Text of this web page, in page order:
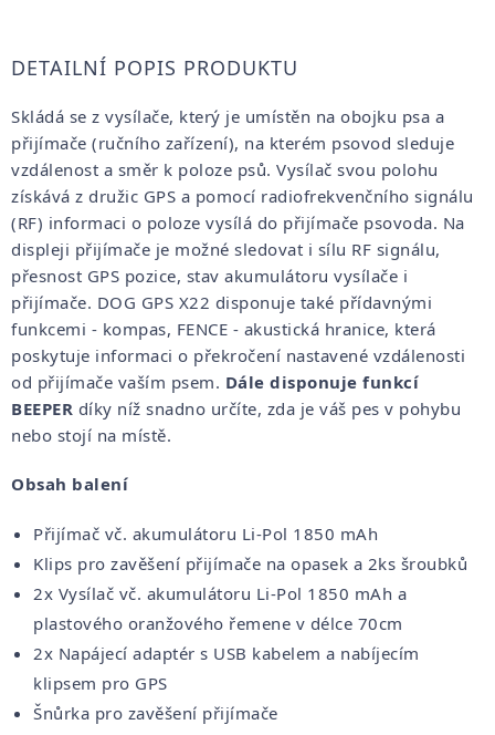
DETAILNÍ POPIS PRODUKTU
Skládá se z vysílače, který je umístěn na obojku psa a
přijímače (ručního zařízení), na kterém psovod sleduje
vzdálenost a směr k poloze psů. Vysílač svou polohu
získává z družic GPS a pomocí radiofrekvenčního signálu
(RF) informaci o poloze vysílá do přijímače psovoda. Na
displeji přijímače je možné sledovat i sílu RF signálu,
přesnost GPS pozice, stav akumulátoru vysílače i
přijímače. DOG GPS X22 disponuje také přídavnými
funkcemi - kompas, FENCE - akustická hranice, která
poskytuje informaci o překročení nastavené vzdálenosti
od přijímače vaším psem. Dále disponuje funkcí
BEEPER díky níž snadno určíte, zda je váš pes v pohybu
nebo stojí na místě.
Obsah balení
Přijímač vč. akumulátoru Li-Pol 1850 mAh
Klips pro zavěšení přijímače na opasek a 2ks šroubků
2x Vysílač vč. akumulátoru Li-Pol 1850 mAh a
plastového oranžového řemene v délce 70cm
2x Napájecí adaptér s USB kabelem a nabíjecím
klipsem pro GPS
Šnůrka pro zavěšení přijímače